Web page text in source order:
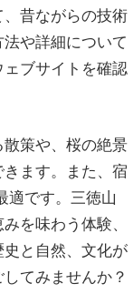
昔ながらの技術
や詳細について
ブサイトを確認
策や、桜の絶景
ます。また、宿
適です。三徳山
を味わう体験、
と自然、文化が
てみませんか？